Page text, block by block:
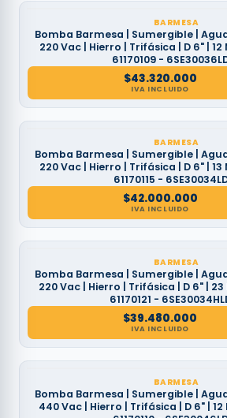
BARMESA
Bomba Barmesa | Sumergible |
220 Vac | Hierro | Trifásica | D 6" | 12
61170109 -
$43.320.000
IVA INCLUIDO
BARMESA
Bomba Barmesa | Sumergible |
220 Vac | Hierro | Trifásica | D 6" | 13
61170115 -
$42.000.000
IVA INCLUIDO
BARMESA
Bomba Barmesa | Sumergible |
220 Vac | Hierro | Trifásica | D 6" | 23
61170121 -
$39.480.000
IVA INCLUIDO
BARMESA
Bomba Barmesa | Sumergible |
440 Vac | Hierro | Trifásica | D 6" | 12